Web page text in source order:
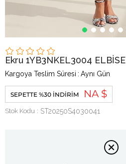
Ekru 1YB3NKEL3004 ELBİSE
Kargoya Teslim Süresi : Aynı Gün
SEPETTE %30 İNDIRIM NA $
Stok Kodu ST20250S4030041